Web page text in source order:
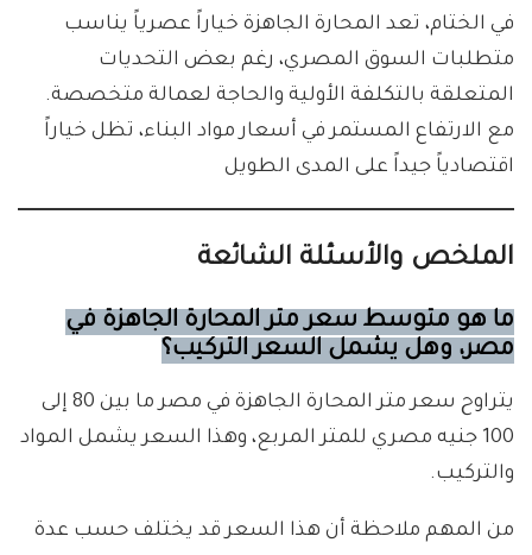
في الختام، تعد المحارة الجاهزة خياراً عصرياً يناسب
متطلبات السوق المصري، رغم بعض التحديات
المتعلقة بالتكلفة الأولية والحاجة لعمالة متخصصة.
مع الارتفاع المستمر في أسعار مواد البناء، تظل خياراً
اقتصادياً جيداً على المدى الطويل
الملخص والأسئلة الشائعة
ما هو متوسط سعر متر المحارة الجاهزة في
مصر، وهل يشمل السعر التركيب؟
يتراوح سعر متر المحارة الجاهزة في مصر ما بين 80 إلى
100 جنيه مصري للمتر المربع، وهذا السعر يشمل المواد
والتركيب.
من المهم ملاحظة أن هذا السعر قد يختلف حسب عدة